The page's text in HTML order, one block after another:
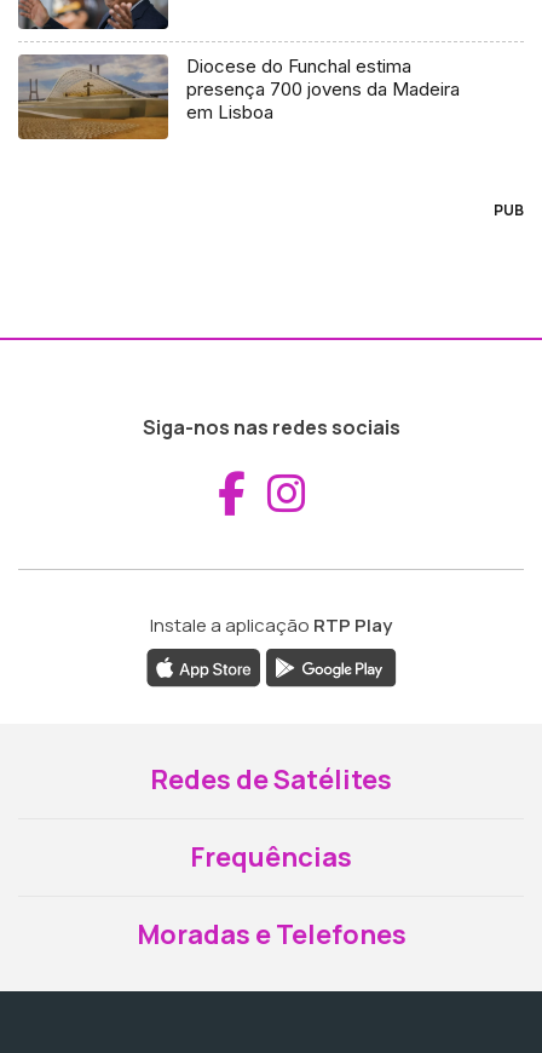
Diocese do Funchal estima
presença 700 jovens da Madeira
em Lisboa
PUB
Siga-nos nas redes sociais
Aceder ao
Instale a aplicação RTP Play
Redes de Satélites
Frequências
Moradas e Telefones